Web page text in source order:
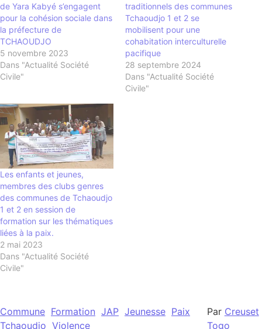
de Yara Kabyé s’engagent
pour la cohésion sociale dans
la préfecture de
TCHAOUDJO
5 novembre 2023
Dans "Actualité Société
Civile"
traditionnels des communes
Tchaoudjo 1 et 2 se
mobilisent pour une
cohabitation interculturelle
pacifique
28 septembre 2024
Dans "Actualité Société
Civile"
Les enfants et jeunes,
membres des clubs genres
des communes de Tchaoudjo
1 et 2 en session de
formation sur les thématiques
liées à la paix.
2 mai 2023
Dans "Actualité Société
Civile"
Commune Formation JAP Jeunesse Paix
Tchaoudjo Violence
Par Creuset
Togo